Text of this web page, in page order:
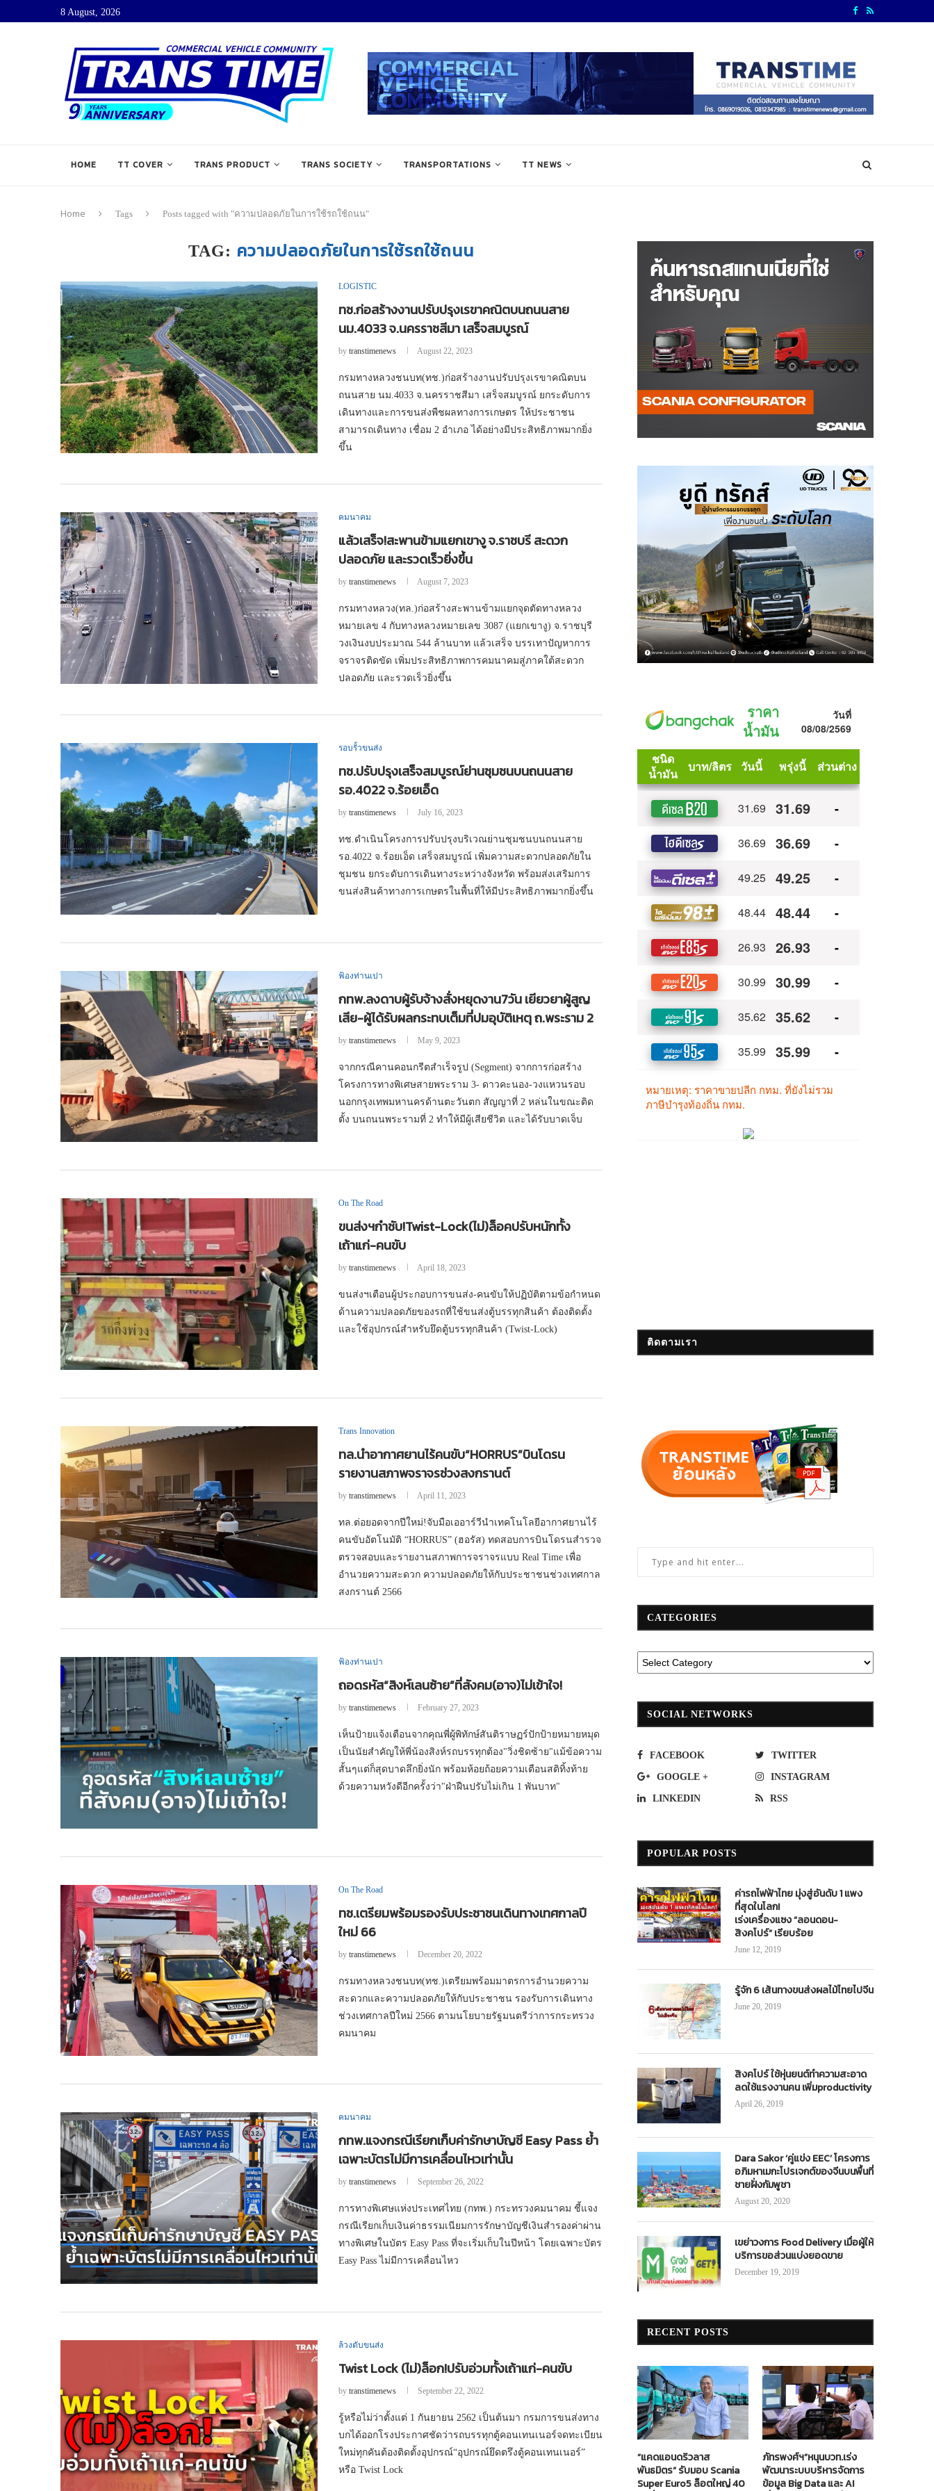
8 August, 2026
HOME TT COVER TRANS PRODUCT TRANS SOCIETY TRANSPORTATIONS TT NEWS
Home Tags Posts tagged with "ความปลอดภัยในการใช้รถใช้ถนน"
TAG: ความปลอดภัยในการใช้รถใช้ถนน
LOGISTIC
ทช.ก่อสร้างงานปรับปรุงเรขาคณิตบนถนนสาย
นม.4033 จ.นครราชสีมา เสร็จสมบูรณ์
by transtimenews August 22, 2023
กรมทางหลวงชนบท(ทช.)ก่อสร้างงานปรับปรุงเรขาคณิตบน
ถนนสาย นม.4033 จ.นครราชสีมา เสร็จสมบูรณ์ ยกระดับการ
เดินทางและการขนส่งพืชผลทางการเกษตร ให้ประชาชน
สามารถเดินทาง เชื่อม 2 อำเภอ ได้อย่างมีประสิทธิภาพมากยิ่ง
ขึ้น
คมนาคม
แล้วเสร็จ!สะพานข้ามแยกเขางู จ.ราชบรี สะดวก
ปลอดภัย และรวดเร็วยิ่งขึ้น
by transtimenews August 7, 2023
กรมทางหลวง(ทล.)ก่อสร้างสะพานข้ามแยกจุดตัดทางหลวง
หมายเลข 4 กับทางหลวงหมายเลข 3087 (แยกเขางู) จ.ราชบุรี
วงเงินงบประมาณ 544 ล้านบาท แล้วเสร็จ บรรเทาปัญหาการ
จราจรติดขัด เพิ่มประสิทธิภาพการคมนาคมสู่ภาคใต้สะดวก
ปลอดภัย และรวดเร็วยิ่งขึ้น
รอบรั้วขนส่ง
ทช.ปรับปรุงเสร็จสมบูรณ์ย่านชุมชนบนถนนสาย
รอ.4022 จ.ร้อยเอ็ด
by transtimenews July 16, 2023
ทช.ดำเนินโครงการปรับปรุงบริเวณย่านชุมชนบนถนนสาย
รอ.4022 จ.ร้อยเอ็ด เสร็จสมบูรณ์ เพิ่มความสะดวกปลอดภัยใน
ชุมชน ยกระดับการเดินทางระหว่างจังหวัด พร้อมส่งเสริมการ
ขนส่งสินค้าทางการเกษตรในพื้นที่ให้มีประสิทธิภาพมากยิ่งขึ้น
ฟ้องท่านเปา
กทพ.ลงดาบผู้รับจ้างสั่งหยุดงาน7วัน เยียวยาผู้สูญ
เสีย-ผู้ได้รับผลกระทบเต็มที่ปมอุบัติเหตุ ถ.พระราม 2
by transtimenews May 9, 2023
จากกรณีคานคอนกรีตสำเร็จรูป (Segment) จากการก่อสร้าง
โครงการทางพิเศษสายพระราม 3- ดาวคะนอง-วงแหวนรอบ
นอกกรุงเทพมหานครด้านตะวันตก สัญญาที่ 2 หล่นในขณะติด
ตั้ง บนถนนพระรามที่ 2 ทำให้มีผู้เสียชีวิต และได้รับบาดเจ็บ
On The Road
ขนส่งฯกำชับ!Twist-Lock(ไม่)ล็อคปรับหนักทั้ง
เถ้าแก่-คนขับ
by transtimenews April 18, 2023
ขนส่งฯเตือนผู้ประกอบการขนส่ง-คนขับให้ปฏิบัติตามข้อกำหนด
ด้านความปลอดภัยของรถที่ใช้ขนส่งตู้บรรทุกสินค้า ต้องติดตั้ง
และใช้อุปกรณ์สำหรับยึดตู้บรรทุกสินค้า (Twist-Lock)
Trans Innovation
ทล.นำอากาศยานไร้คนขับ“HORRUS”บินโดรน
รายงานสภาพจราจรช่วงสงกรานต์
by transtimenews April 11, 2023
ทล.ต่อยอดจากปีใหม่!จับมือเออาร์วีนำเทคโนโลยีอากาศยานไร้
คนขับอัตโนมัติ “HORRUS” (ฮอรัส) ทดสอบการบินโดรนสำรวจ
ตรวจสอบและรายงานสภาพการจราจรแบบ Real Time เพื่อ
อำนวยความสะดวก ความปลอดภัยให้กับประชาชนช่วงเทศกาล
สงกรานต์ 2566
ฟ้องท่านเปา
ถอดรหัส“สิงห์เลนซ้าย”ที่สังคม(อาจ)ไม่เข้าใจ!
by transtimenews February 27, 2023
เห็นป้ายแจ้งเตือนจากคุณพี่ผู้พิทักษ์สันติราษฏร์ปักป้ายหมายหมุด
เป็นนัยสำคัญให้พี่น้องสิงห์รถบรรทุกต้อง"วิ่งชิดซ้าย"แม้ข้อความ
สั้นๆแต่ก็สุดบาดลึกยิ่งนัก พร้อมห้อยถ้อยความเตือนสติทิ้งท้าย
ด้วยความหวังดีอีกครั้งว่า"ฝ่าฝืนปรับไม่เกิน 1 พันบาท"
On The Road
ทช.เตรียมพร้อมรองรับประชาชนเดินทางเทศกาลปี
ใหม่ 66
by transtimenews December 20, 2022
กรมทางหลวงชนบท(ทช.)เตรียมพร้อมมาตรการอำนวยความ
สะดวกและความปลอดภัยให้กับประชาชน รองรับการเดินทาง
ช่วงเทศกาลปีใหม่ 2566 ตามนโยบายรัฐมนตรีว่าการกระทรวง
คมนาคม
คมนาคม
กทพ.แจงกรณีเรียกเก็บค่ารักษาบัญชี Easy Pass ย้ำ
เฉพาะบัตรไม่มีการเคลื่อนไหวเท่านั้น
by transtimenews September 26, 2022
การทางพิเศษแห่งประเทศไทย (กทพ.) กระทรวงคมนาคม ชี้แจง
กรณีเรียกเก็บเงินค่าธรรมเนียมการรักษาบัญชีเงินสำรองค่าผ่าน
ทางพิเศษในบัตร Easy Pass ที่จะเริ่มเก็บในปีหน้า โดยเฉพาะบัตร
Easy Pass ไม่มีการเคลื่อนไหว
ล้วงตับขนส่ง
Twist Lock (ไม่)ล็อก!ปรับอ่วมทั้งเถ้าแก่-คนขับ
by transtimenews September 22, 2022
รู้หรือไม่ว่าตั้งแต่ 1 กันยายน 2562 เป็นต้นมา กรมการขนส่งทาง
บกได้ออกโรงประกาศชัดว่ารถบรรทุกตู้คอนเทนเนอร์จดทะเบียน
ใหม่ทุกคันต้องติดตั้งอุปกรณ์“อุปกรณ์ยึดตรึงตู้คอนเทนเนอร์”
หรือ Twist Lock
ติดตามเรา
CATEGORIES
SOCIAL NETWORKS
FACEBOOK TWITTER
GOOGLE + INSTAGRAM
LINKEDIN RSS
POPULAR POSTS
ค่ารถไฟฟ้าไทย มุ่งสู่อันดับ 1 แพง
ที่สุดในโลก!
เร่งเครื่องแซง “ลอนดอน-
สิงคโปร์” เรียบร้อย
June 12, 2019
รู้จัก 6 เส้นทางขนส่งผลไม้ไทยไปจีน
June 20, 2019
สิงคโปร์ ใช้หุ่นยนต์ทำความสะอาด
ลดใช้แรงงานคน เพิ่มproductivity
April 26, 2019
Dara Sakor ‘คู่แข่ง EEC’ โครงการ
อภิมหาเมกะโปรเจกต์ของจีนบนพื้นที่
ชายฝั่งกัมพูชา
August 20, 2020
เขย่าวงการ Food Delivery เมื่อผู้ให้
บริการขอส่วนแบ่งยอดขาย
December 19, 2019
RECENT POSTS
“แคดแอนดริวลาส
พันธมิตร” รับมอบ Scania
Super Euro5 ล็อตใหญ่ 40
ภัทรพงศ์ฯ”หนุนบวท.เร่ง
พัฒนาระบบบริหารจัดการ
ข้อมูล Big Data และ AI